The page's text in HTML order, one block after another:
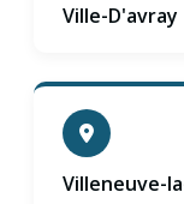
Ville-D'avray
Villeneuve-